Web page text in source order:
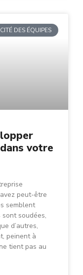
DES ÉQUIPES
votre
peut-être
semblent
soudées,
d’autres,
peinent à
tient pas au